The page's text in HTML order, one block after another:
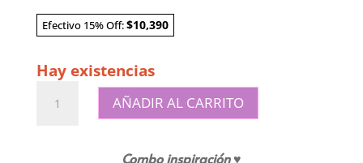
Efectivo 15% Off:$10,390
Hay existencias
AÑADIR AL CARRITO
Comboinspiración♥